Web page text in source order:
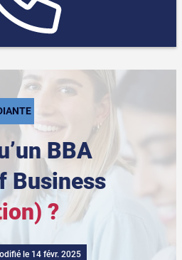
BBA
Business
?
le 14 févr. 2025